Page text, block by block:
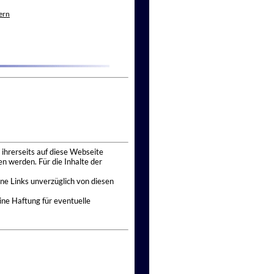
auf diese Webseite
werden. Für die Inhalte der
Links unverzüglich von diesen
Haftung für eventuelle